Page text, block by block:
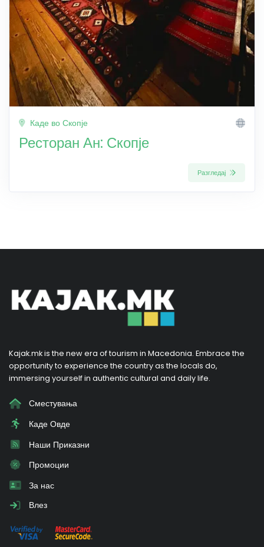
Каде во Скопје
Ресторан Ан: Скопје
Разгледај
Kajak.mk is the new era of tourism in Macedonia. Embrace the
opportunity to experience the country as the locals do,
immersing yourself in authentic cultural and daily life.
Сместувања
Каде Овде
Наши Приказни
Промоции
За нас
Влез